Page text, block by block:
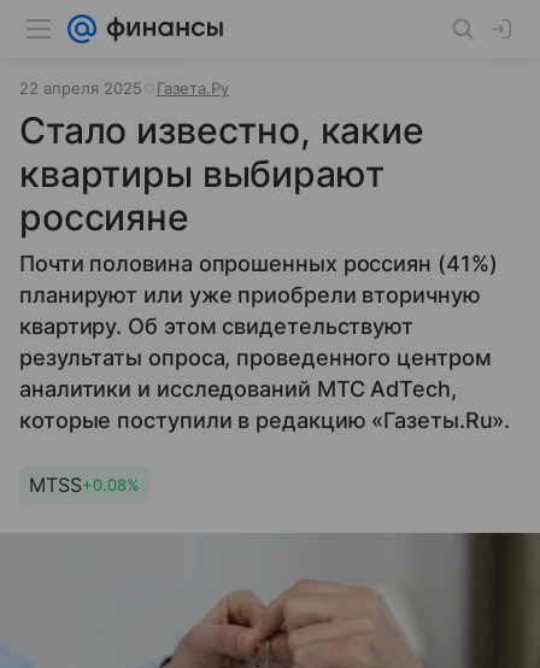
22 апреля 2025 Газета.Ру
Стало известно, какие
квартиры выбирают
россияне
Почти половина опрошенных россиян (41%)
планируют или уже приобрели вторичную
квартиру. Об этом свидетельствуют
результаты опроса, проведенного центром
аналитики и исследований МТС AdTech,
которые поступили в редакцию «Газеты.Ru».
MTSS+0.08%